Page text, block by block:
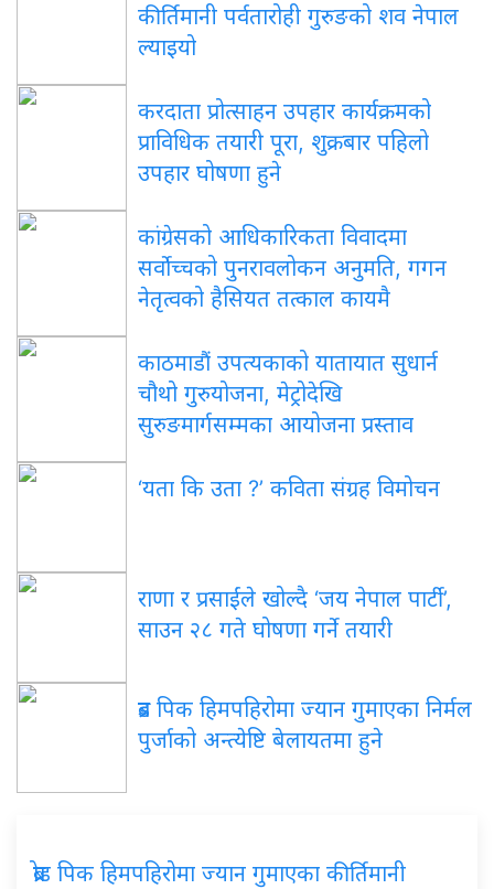
कीर्तिमानी पर्वतारोही गुरुङको शव नेपाल
ल्याइयो
करदाता प्रोत्साहन उपहार कार्यक्रमको
प्राविधिक तयारी पूरा, शुक्रबार पहिलो
उपहार घोषणा हुने
कांग्रेसको आधिकारिकता विवादमा
सर्वोच्चको पुनरावलोकन अनुमति, गगन
नेतृत्वको हैसियत तत्काल कायमै
काठमाडौं उपत्यकाको यातायात सुधार्न
चौथो गुरुयोजना, मेट्रोदेखि
सुरुङमार्गसम्मका आयोजना प्रस्ताव
‘यता कि उता ?’ कविता संग्रह विमोचन
राणा र प्रसाईंले खोल्दै ‘जय नेपाल पार्टी’,
साउन २८ गते घोषणा गर्ने तयारी
ब्रड पिक हिमपहिरोमा ज्यान गुमाएका निर्मल
पुर्जाको अन्त्येष्टि बेलायतमा हुने
ब्रोड पिक हिमपहिरोमा ज्यान गुमाएका कीर्तिमानी